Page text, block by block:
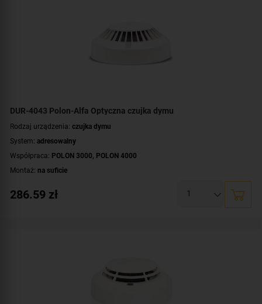
DUR-4043 Polon-Alfa Optyczna czujka dymu
Rodzaj urządzenia: czujka dymu
System: adresowalny
Współpraca: POLON 3000 POLON 4000
Montaż: na suficie
286.59 zł